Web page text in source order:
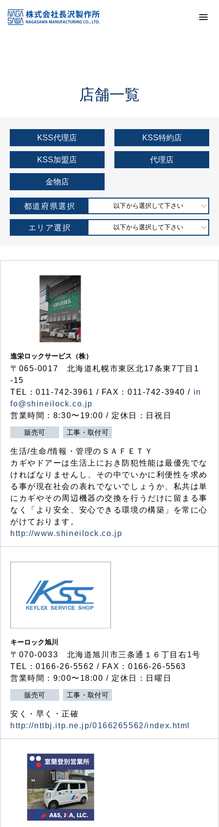
KSS加盟店・取扱店情報
店舗一覧
店舗一覧
KSS代理店 KSS特約店
KSS加盟店 代理店
金物店
都道府県選択 以下から選択して下さい
エリア選択 以下から選択して下さい
進栄ロックサービス（株）
〒065-0017 北海道札幌市東区北17条東7丁目1
-15
TEL：011-742-3961 / FAX：011-742-3940 / in
fo@shineilock.co.jp
営業時間：8:30〜19:00 / 定休日：日祝日
販売可 工事・取付可
生活/生命/情報・管理のＳＡＦＥＴＹ
カギやドアーは生活上におき防犯性能は最優先でな
ければなりませんし、その中でいかに利便性を求め
る事が現在社会の表れでないでしょうか、私共は単
にカギやその周辺機器の交換を行うだけに留まる事
なく「より安全、安心できる環境の構築」を常に心
がけております。
http://www.shineilock.co.jp
キーロック旭川
〒070-0033 北海道旭川市三条通１６丁目右1号
TEL：0166-26-5562 / FAX：0166-26-5563
営業時間：9:00〜18:00 / 定休日：日曜日
販売可 工事・取付可
安く・早く・正確
http://nttbj.itp.ne.jp/0166265562/index.html